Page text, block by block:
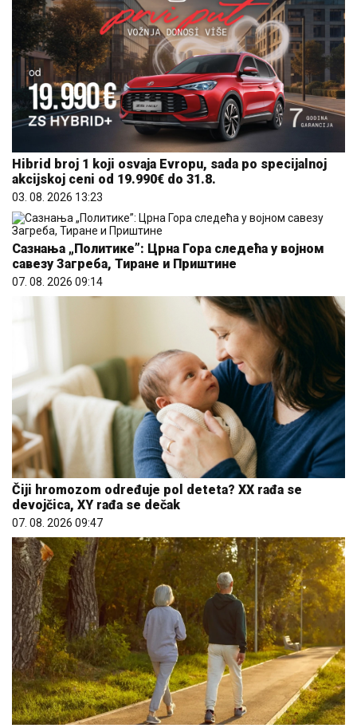
Hibrid broj 1 koji osvaja Evropu, sada po specijalnoj
akcijskoj ceni od 19.990€ do 31.8.
03. 08. 2026 13:23
Сазнања „Политике”: Црна Гора следећа у војном
савезу Загреба, Тиране и Приштине
07. 08. 2026 09:14
Čiji hromozom određuje pol deteta? XX rađa se
devojčica, XY rađa se dečak
07. 08. 2026 09:47